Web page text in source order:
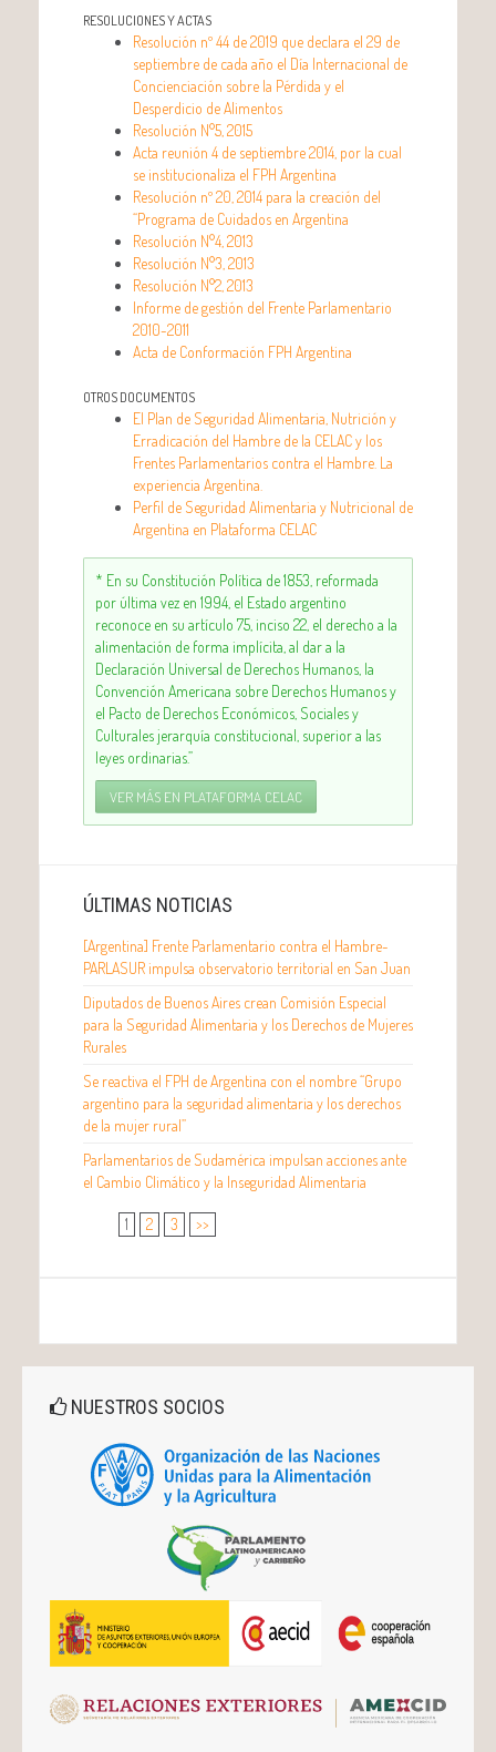
RESOLUCIONES Y ACTAS
Resolución nº 44 de 2019 que declara el 29 de
septiembre de cada año el Día Internacional de
Concienciación sobre la Pérdida y el
Desperdicio de Alimentos
Resolución N°5, 2015
Acta reunión 4 de septiembre 2014, por la cual
se institucionaliza el FPH Argentina
Resolución nº 20, 2014 para la creación del
“Programa de Cuidados en Argentina
Resolución N°4, 2013
Resolución N°3, 2013
Resolución N°2, 2013
Informe de gestión del Frente Parlamentario
2010-2011
Acta de Conformación FPH Argentina
OTROS DOCUMENTOS
El Plan de Seguridad Alimentaria, Nutrición y
Erradicación del Hambre de la CELAC y los
Frentes Parlamentarios contra el Hambre. La
experiencia Argentina.
Perfil de Seguridad Alimentaria y Nutricional de
Argentina en Plataforma CELAC
* En su Constitución Política de 1853, reformada
por última vez en 1994, el Estado argentino
reconoce en su artículo 75, inciso 22, el derecho a la
alimentación de forma implícita, al dar a la
Declaración Universal de Derechos Humanos, la
Convención Americana sobre Derechos Humanos y
el Pacto de Derechos Económicos, Sociales y
Culturales jerarquía constitucional, superior a las
leyes ordinarias.”
VER MÁS EN PLATAFORMA CELAC
ÚLTIMAS NOTICIAS
[Argentina] Frente Parlamentario contra el Hambre-
PARLASUR impulsa observatorio territorial en San Juan
Diputados de Buenos Aires crean Comisión Especial
para la Seguridad Alimentaria y los Derechos de Mujeres
Rurales
Se reactiva el FPH de Argentina con el nombre “Grupo
argentino para la seguridad alimentaria y los derechos
de la mujer rural”
Parlamentarios de Sudamérica impulsan acciones ante
el Cambio Climático y la Inseguridad Alimentaria
1 2 3 >>
NUESTROS SOCIOS